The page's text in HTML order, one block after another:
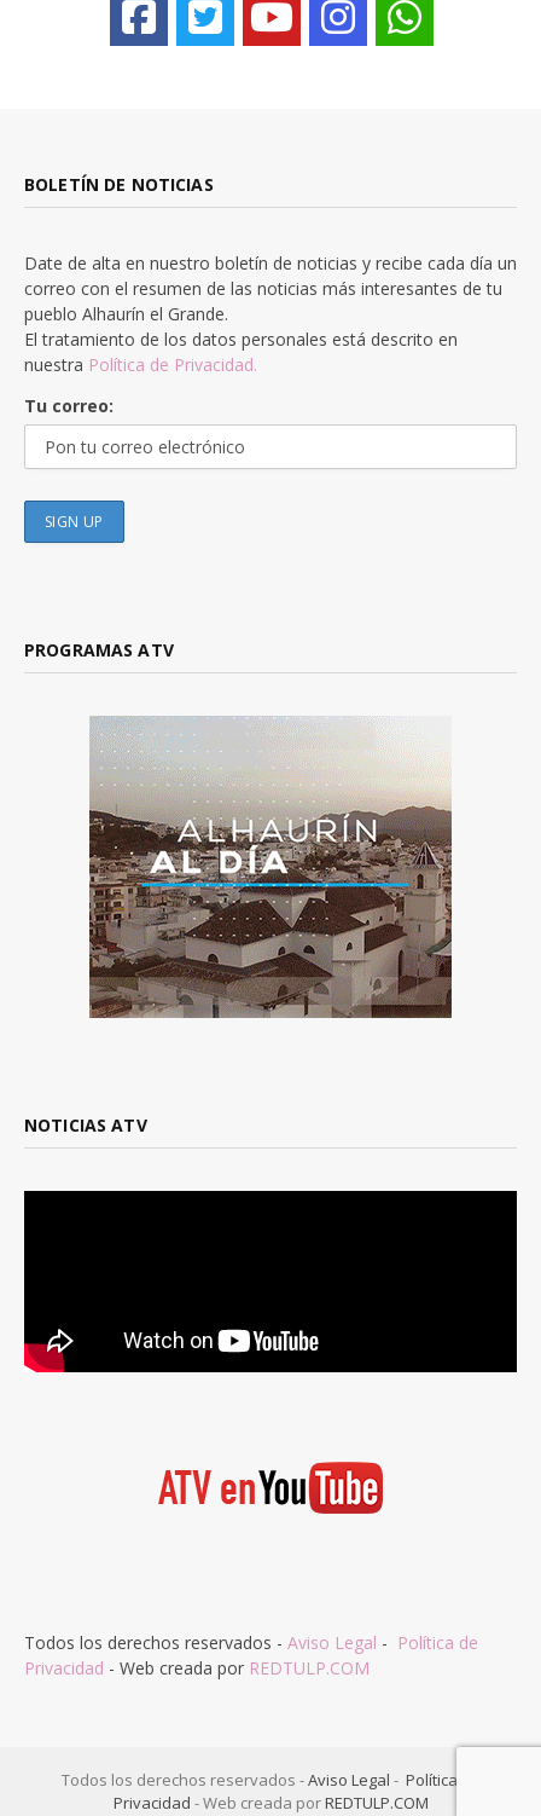
BOLETÍN DE NOTICIAS
Date de alta en nuestro boletín de noticias y recibe cada día un
correo con el resumen de las noticias más interesantes de tu
pueblo Alhaurín el Grande.
El tratamiento de los datos personales está descrito en
nuestra Política de Privacidad.
Tu correo:
PROGRAMAS ATV
NOTICIAS ATV
Todos los derechos reservados - Aviso Legal - Política de
Privacidad - Web creada por REDTULP.COM
Todos los derechos reservados -Aviso Legal - Política de
Privacidad - Web creada porREDTULP.COM